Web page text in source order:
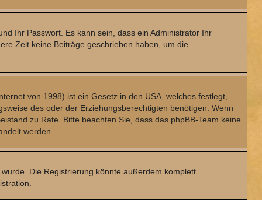
Ihr Passwort. Es kann sein, dass ein Administrator Ihr
Zeit keine Beiträge geschrieben haben, um die
von 1998) ist ein Gesetz in den USA, welches festlegt,
des oder der Erziehungsberechtigten benötigen. Wenn
zu Rate. Bitte beachten Sie, dass das phpBB-Team keine
werden.
Die Registrierung könnte außerdem komplett